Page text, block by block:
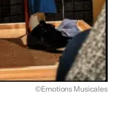
©Emotions Musicales